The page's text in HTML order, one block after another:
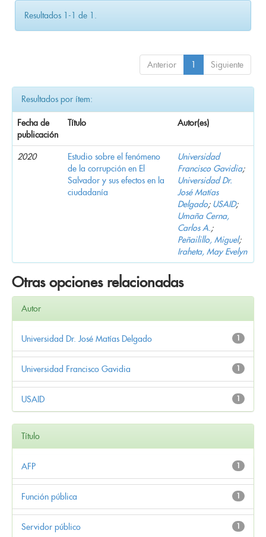
Resultados 1-1 de 1.
Anterior 1 Siguiente
Resultados por ítem:
Fecha de
publicación
Título Autor(es)
2020
Estudio sobre el fenómeno
de la corrupción en El
Salvador y sus efectos en la
ciudadanía
Universidad
Francisco Gavidia;
Universidad Dr.
José Matías
Delgado; USAID;
Umaña Cerna,
Carlos A.;
Peñailillo, Miguel;
Iraheta, May Evelyn
Otras opciones relacionadas
Autor
1
Universidad Dr. José Matías Delgado
1
Universidad Francisco Gavidia
1
USAID
Título
1
AFP
1
Función pública
1
Servidor público